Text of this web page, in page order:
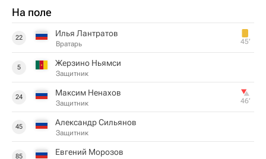
На поле
22 Илья Лантратов
Вратарь 45‎’‎
5 Жерзино Ньямси
Защитник
24 Максим Ненахов
Защитник 46‎’‎
45 Александр Сильянов
Защитник
85 Евгений Морозов